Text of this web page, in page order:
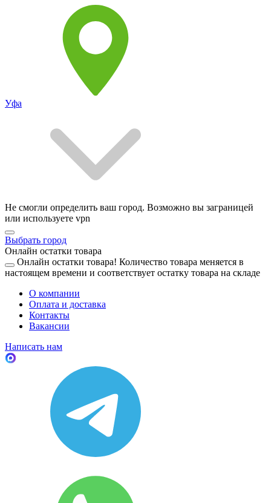
Уфа
Не смогли определить ваш город. Возможно вы заграницей
или используете vpn
Выбрать город
Онлайн остатки товара
Онлайн остатки товара! Количество товара меняется в
настоящем времени и соответствует остатку товара на складе
О компании
Оплата и доставка
Контакты
Вакансии
Написать нам